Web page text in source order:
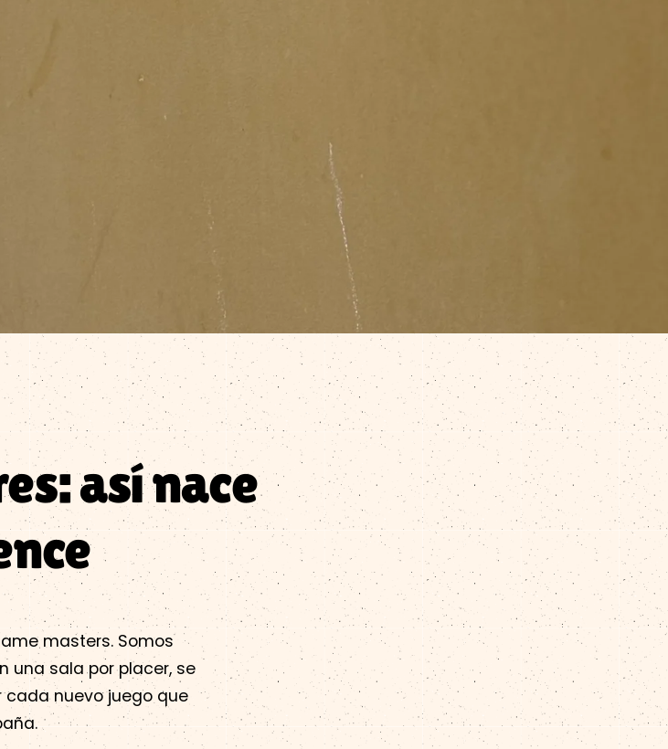
así nace
masters. Somos
una sala por placer, se
cada nuevo juego que